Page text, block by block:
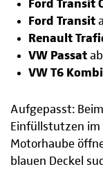
Ford Transit
Ford Transit
Renault
VW Passat
VW T6
Aufgepasst: Beim
Einfüllstutzen
Motorhaube
blauen Deckel